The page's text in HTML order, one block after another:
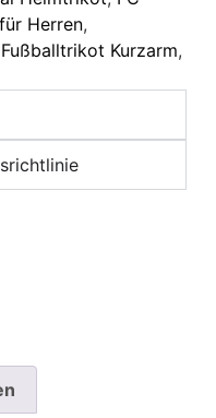
Herren,
Fußballtrikot Kurzarm,